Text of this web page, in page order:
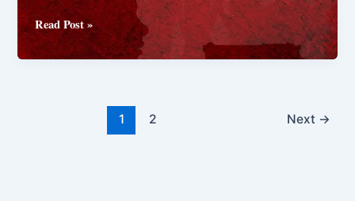
Dil
matam
zada
Read Post »
1 2 Next →